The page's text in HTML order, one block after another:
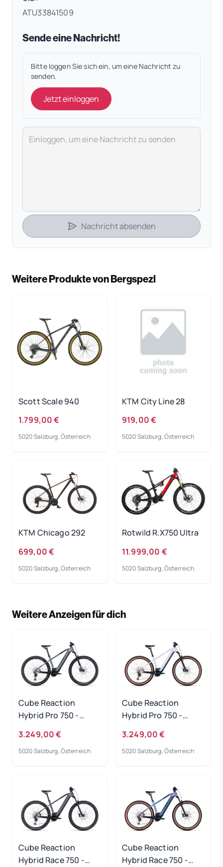
ATU33841509
Sende eine Nachricht!
Bitte loggen Sie sich ein, um eine Nachricht zu
senden.
Jetzt einloggen
Deine Nachricht
Nachricht absenden
Weitere Produkte von Bergspezl
Scott Scale 940
1.799,00 €
5020 Salzburg, Österreich
KTM City Line 28
919,00 €
5020 Salzburg, Österreich
KTM Chicago 292
699,00 €
5020 Salzburg, Österreich
Rotwild R.X750 Ultra
11.999,00 €
5020 Salzburg, Österreich
Weitere Anzeigen für dich
Cube Reaction
Hybrid Pro 750 -
Rahmengröße: S
3.249,00 €
5020 Salzburg, Österreich
Cube Reaction
Hybrid Pro 750 -
Rahmengröße: XXL
3.249,00 €
5020 Salzburg, Österreich
Cube Reaction
Hybrid Race 750 -
Cube Reaction
Hybrid Race 750 -